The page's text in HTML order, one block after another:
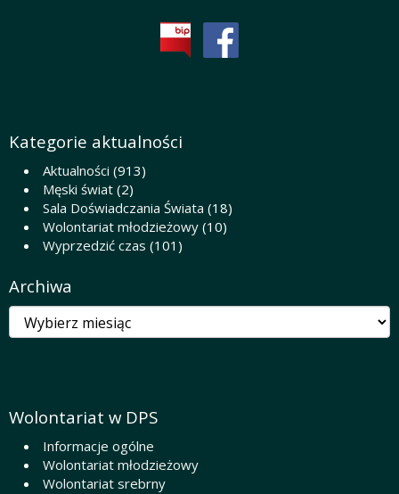
Kategorie aktualności
Aktualności (913)
Męski świat (2)
Sala Doświadczania Świata (18)
Wolontariat młodzieżowy (10)
Wyprzedzić czas (101)
Archiwa
Archiwa
Wolontariat w DPS
Informacje ogólne
Wolontariat młodzieżowy
Wolontariat srebrny